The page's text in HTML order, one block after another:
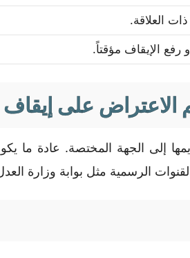
العلاقة.
الإيقاف مؤقتاً.
الاعتراض على
إلى الجهة المختصة. عادة
الرسمية مثل بوابة وزارة